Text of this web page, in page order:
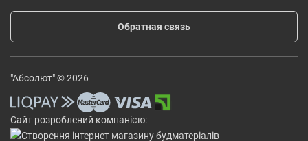
Обратная связь
Сайт розроблений компанією:
"Абсолют" © 2026